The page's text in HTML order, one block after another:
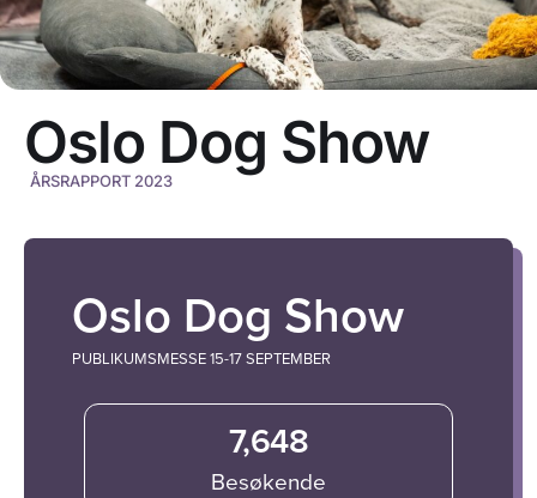
Oslo Dog Show
ÅRSRAPPORT 2023
Oslo Dog Show
PUBLIKUMSMESSE 15-17 SEPTEMBER
Besøkende
7,648